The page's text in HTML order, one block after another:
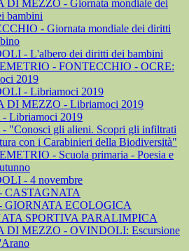
DI MEZZO - Giornata mondiale dei
bambini
- Giornata mondiale dei diritti
- L'albero dei diritti dei bambini
- FONTECCHIO - OCRE:
2019
- Libriamoci 2019
DI MEZZO - Libriamoci 2019
- Libriamoci 2019
- "Conosci gli alieni. Scopri gli infiltrati
con i Carabinieri della Biodiversità"
- Scuola primaria - Poesia e
- 4 novembre
CASTAGNATA
GIORNATA ECOLOGICA
SPORTIVA PARALIMPICA
DI MEZZO - OVINDOLI: Escursione